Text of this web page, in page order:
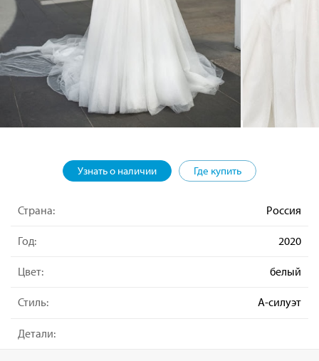
Узнать о наличии Где купить
Страна: Россия
Год: 2020
Цвет: белый
Стиль: А-силуэт
Детали: